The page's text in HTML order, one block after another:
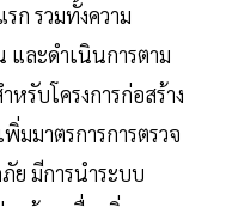
ก รวมทั้งความ
ละดำเนินการตาม
รับโครงการก่อสร้าง
มมาตรการการตรวจ
ย มีการนำระบบ